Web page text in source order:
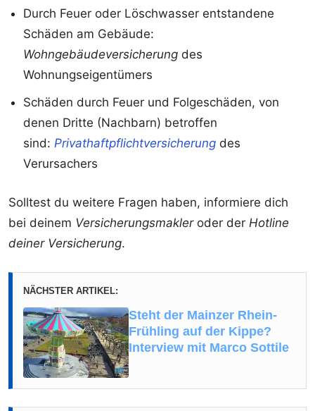
Durch Feuer oder Löschwasser entstandene
Schäden am Gebäude:
Wohngebäudeversicherung des
Wohnungseigentümers
Schäden durch Feuer und Folgeschäden, von
denen Dritte (Nachbarn) betroffen
sind: Privathaftpflichtversicherung des
Verursachers
Solltest du weitere Fragen haben, informiere dich
bei deinem Versicherungsmakleroder der Hotline
deiner Versicherung.
NÄCHSTER ARTIKEL:
Steht der Mainzer Rhein-
Frühling auf der Kippe?
Interview mit Marco Sottile